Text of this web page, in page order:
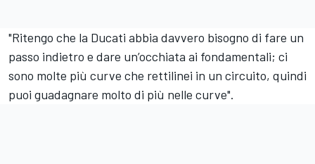
"Ritengo che la Ducati abbia davvero bisogno di fare un
passo indietro e dare un’occhiata ai fondamentali; ci
sono molte più curve che rettilinei in un circuito, quindi
puoi guadagnare molto di più nelle curve".